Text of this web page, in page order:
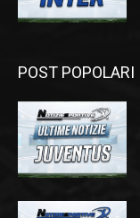
POST POPOLARI